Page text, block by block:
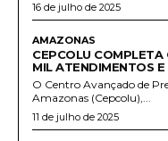
16 de julho de 2025
AMAZONAS
CEPCOLU COMPLETA
MIL ATENDIMENTOS
O Centro Avançado de
Amazonas (Cepcolu),...
11 de julho de 2025